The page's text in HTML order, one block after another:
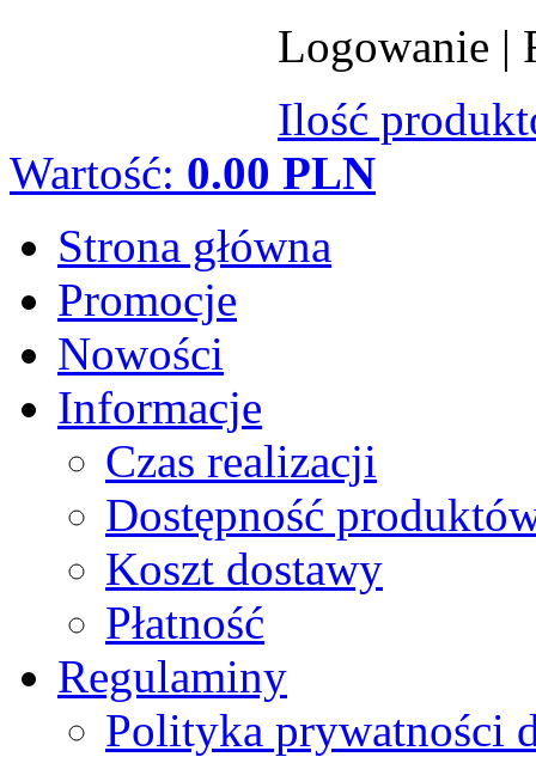
Logowanie |
Ilość
Wartość: 0.00 PLN
Strona główna
Promocje
Nowości
Informacje
Czas realizacji
Dostępność
Koszt dostawy
Płatność
Regulaminy
Polityka prywatności